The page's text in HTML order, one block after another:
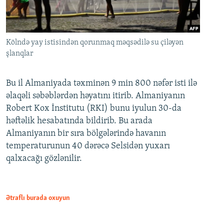
Kölndə yay istisindən qorunmaq məqsədilə su çiləyən
şlanqlar
Bu il Almaniyada təxminən 9 min 800 nəfər isti ilə
əlaqəli səbəblərdən həyatını itirib. Almaniyanın
Robert Kox İnstitutu (RKI) bunu iyulun 30-da
həftəlik hesabatında bildirib. Bu arada
Almaniyanın bir sıra bölgələrində havanın
temperaturunun 40 dərəcə Selsidən yuxarı
qalxacağı gözlənilir.
Ətraflı burada oxuyun